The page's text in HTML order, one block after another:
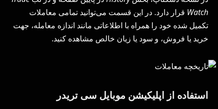
Watch قرار دارد. در این قسمت می‌توانید تمامی معاملات
تکمیل شده خود را همراه با اطلاعاتی مانند اندازه معامله، جهت
خرید یا فروش، و سود یا زیان خالص مشاهده کنید.
استفاده از اپلیکیشن موبایل سی تریدر